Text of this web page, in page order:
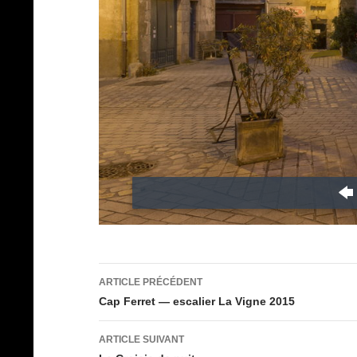
Navigation
des
articles
ARTICLE PRÉCÉDENT
Cap Ferret — escalier La Vigne 2015
ARTICLE SUIVANT